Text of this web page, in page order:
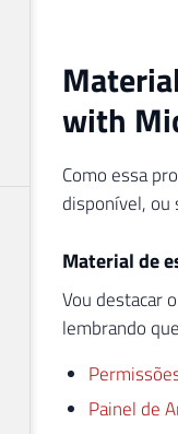
with
Como essa
disponível, ou
Material de
Vou destacar
lembrando
Painel de